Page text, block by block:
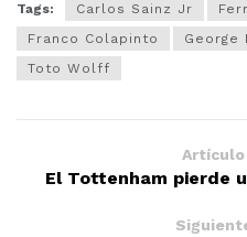
Tags: Carlos Sainz Jr
Franco Colapinto
George
Toto Wolff
El Tottenham pierde